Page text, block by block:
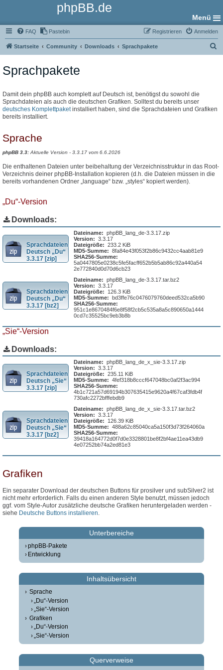
phpBB.de
Menü
FAQ Pastebin Anmelden
Registrieren
Startseite Community Downloads Sprachpakete
Sprachpakete
Damit dein phpBB auch komplett auf Deutsch ist, benötigst du sowohl die
Sprachdateien als auch die deutschen Grafiken. Solltest du bereits unser
deutsches Komplettpaketinstalliert haben, sind die Sprachdateien und Grafiken
bereits installiert.
Sprache
phpBB 3.3:Aktuelle Version - 3.3.17 vom 6.6.2026
Die enthaltenen Dateien unter beibehaltung der Verzeichnisstruktur in das Root-
Verzeichnis deiner phpBB-Installation kopieren (d.h. die Dateien müssen in die
bereits vorhandenen Ordner „language“ bzw. „styles“ kopiert werden).
„Du“-Version
Downloads:
Sprachdateien
Deutsch „Du“
3.3.17 [zip]
Dateiname: phpBB_lang_de-3.3.17.zip
Version: 3.3.17
Dateigröße: 233.2 KiB
MD5-Summe: 8fa84e43f053f2b86c9432cc4aab81e9
SHA256-Summe:
5a0447805e0238c5fe5facff652b5b5ab86c92a440a54
2e772840d0d70d6cb23
Sprachdateien
Deutsch „Du“
3.3.17 [bz2]
Dateiname: phpBB_lang_de-3.3.17.tar.bz2
Version: 3.3.17
Dateigröße:
126.3 KiB
MD5-Summe: bd3ffe76c0476079760deed532ca5b90
SHA256-Summe:
951c1e8670484f6e8f58f2cb5c535a8a5c890650a1444
0cd7c35525bc9eb3b8b
„Sie“-Version
Downloads:
Sprachdateien
Deutsch „Sie“
3.3.17 [zip]
Dateiname: phpBB_lang_de_x_sie-3.3.17.zip
Version: 3.3.17
Dateigröße: 235.11 KiB
MD5-Summe: 4fef318b8cccf647048bc0af2f3ac994
SHA256-Summe:
4b1c721a57d69194b307635415e9620a4f67caf3fdb4f
730afc2272bfffebdb9
Sprachdateien
Deutsch „Sie“
3.3.17 [bz2]
Dateiname: phpBB_lang_de_x_sie-3.3.17.tar.bz2
Version: 3.3.17
Dateigröße:
126.39 KiB
MD5-Summe: 488a62c85040ca5a150f3d73f264060a
SHA256-Summe:
39418a164772d0f7d0e3328801be8f2bf4ae11ea43db9
4e07252bb74a2ed81e3
Grafiken
Ein separater Download der deutschen Buttons für prosilver und subSilver2 ist
nicht mehr erforderlich. Falls du einen anderen Style benutzt, müssen jedoch
ggf. vom Style-Autor zusätzliche deutsche Grafiken heruntergeladen werden -
siehe Deutsche Buttons installieren.
Unterbereiche
phpBB-Pakete
Entwicklung
Inhaltsübersicht
Sprache
„Du“-Version
„Sie“-Version
Grafiken
„Du“-Version
„Sie“-Version
Querverweise